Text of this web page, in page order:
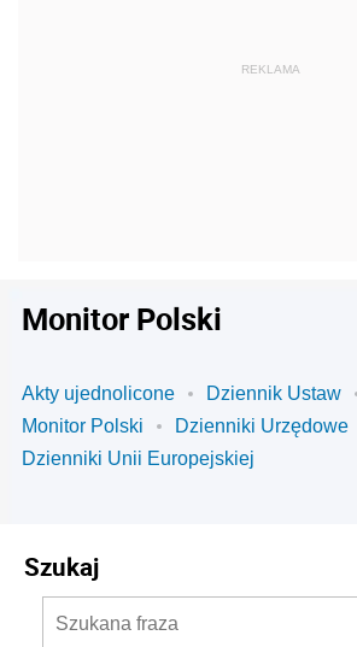
Monitor Polski
Akty ujednolicone
Dziennik Ustaw
Monitor Polski
Dzienniki Urzędowe
Dzienniki Unii Europejskiej
Szukaj